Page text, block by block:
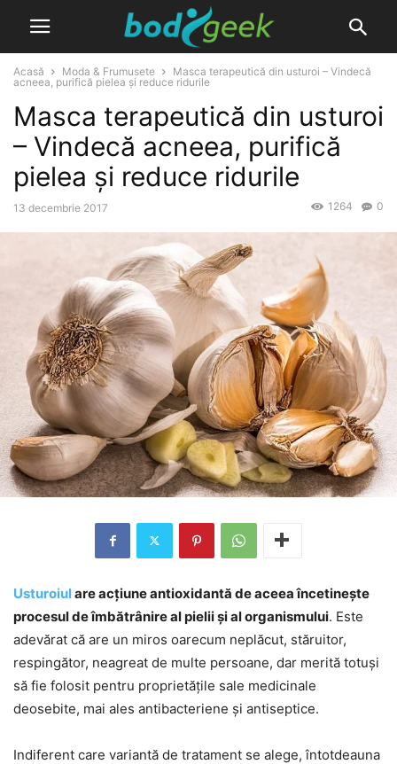
Acasă Moda & Frumusete
Masca terapeutică din usturoi – Vindecă
acneea, purifică pielea și reduce ridurile
Masca terapeutică din usturoi
– Vindecă acneea, purifică
pielea și reduce ridurile
13 decembrie 2017 0
1264
Usturoiulare acțiune antioxidantă de aceea încetinește
procesul de îmbătrânire al pielii și al organismului. Este
adevărat că are un miros oarecum neplăcut, stăruitor,
respingător, neagreat de multe persoane, dar merită totuși
să fie folosit pentru proprietățile sale medicinale
deosebite, mai ales antibacteriene și antiseptice.
Indiferent care variantă de tratament se alege, întotdeauna